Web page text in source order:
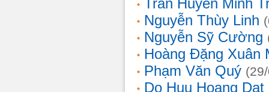
Trần Huyền Minh
Nguyễn Thùy Linh
Nguyễn Sỹ Cường
Hoàng Đặng Xuân
Phạm Văn Quý
Do Huu Hoang Dat